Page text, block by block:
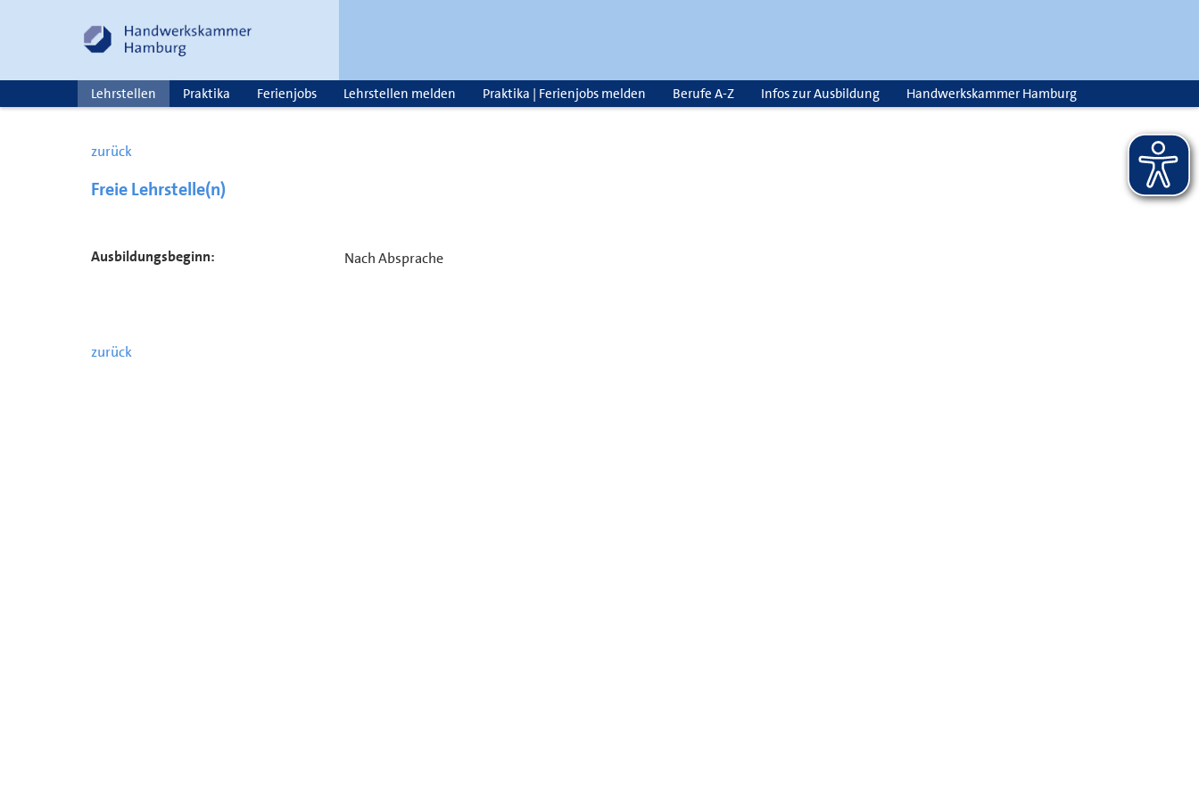
Lehrstellen Praktika Ferienjobs Lehrstellen melden Praktika | Ferienjobs melden Berufe A-Z Infos zur Ausbildung Handwerkskammer Hamburg
zurück
Freie Lehrstelle(n)
Ausbildungsbeginn: Nach Absprache
zurück